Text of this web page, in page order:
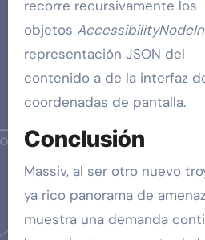
recorre recursivamente los
objetos
representación JSON del
contenido a de la interfaz
coordenadas de pantalla.
Conclusión
Massiv, al ser otro nuevo
ya rico panorama de
muestra una demanda